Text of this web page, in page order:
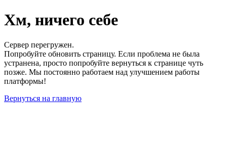
Хм, ничего себе
Сервер перегружен.
Попробуйте обновить страницу. Если проблема не была
устранена, просто попробуйте вернуться к странице чуть
позже. Мы постоянно работаем над улучшением работы
платформы!
Вернуться на главную